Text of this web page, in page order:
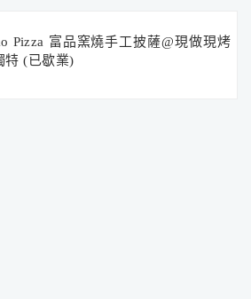
Pizza 富品窯燒手工披薩@現做現烤
特 (已歇業)